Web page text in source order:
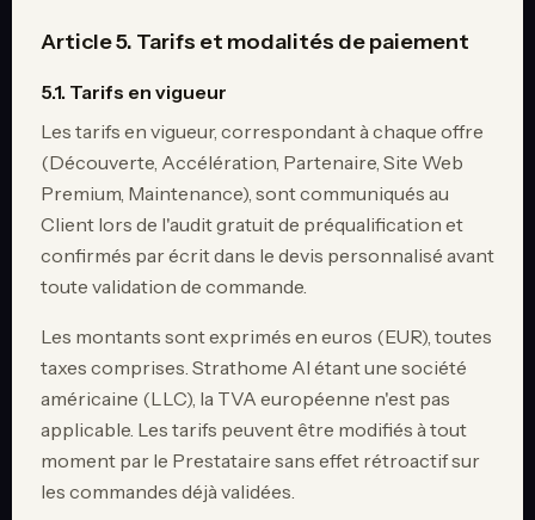
Article 5. Tarifs et modalités de paiement
5.1. Tarifs en vigueur
Les tarifs en vigueur, correspondant à chaque offre
(Découverte, Accélération, Partenaire, Site Web
Premium, Maintenance), sont communiqués au
Client lors de l'audit gratuit de préqualification et
confirmés par écrit dans le devis personnalisé avant
toute validation de commande.
Les montants sont exprimés en euros (EUR), toutes
taxes comprises. Strathome AI étant une société
américaine (LLC), la TVA européenne n'est pas
applicable. Les tarifs peuvent être modifiés à tout
moment par le Prestataire sans effet rétroactif sur
les commandes déjà validées.